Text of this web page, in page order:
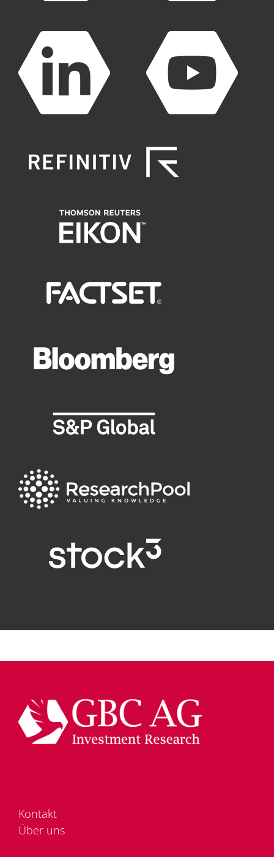
Kon­takt
Über uns